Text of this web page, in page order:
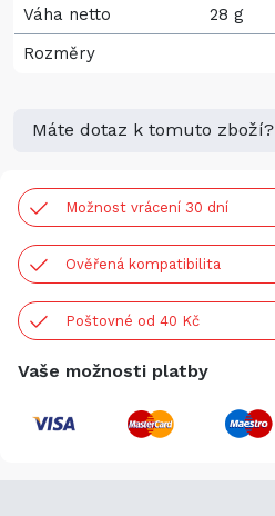
Váha netto
28 g
Rozměry
Máte dotaz k tomuto zboží?
Možnost vrácení 30 dní
Ověřená kompatibilita
Poštovné od 40 Kč
Vaše možnosti platby